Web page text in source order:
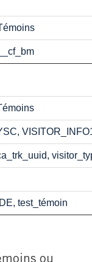
__cf_bm
IDE, test_témoin